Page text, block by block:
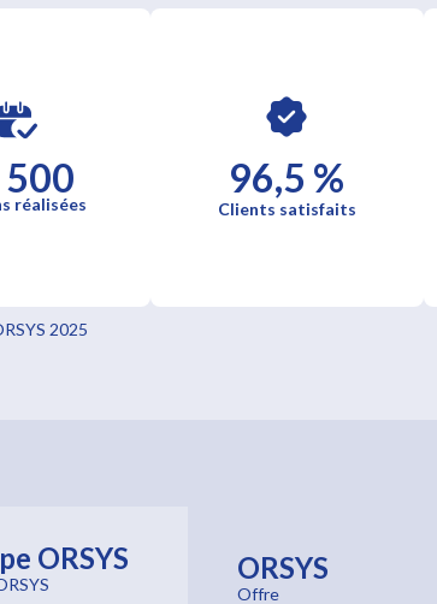
réalisées
96,5 %
Clients satisfaits
2025
ORSYS ORSYS
Offre